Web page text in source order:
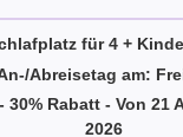
für 4 +
Abreisetag am:
30% Rabatt - Von 21
2026